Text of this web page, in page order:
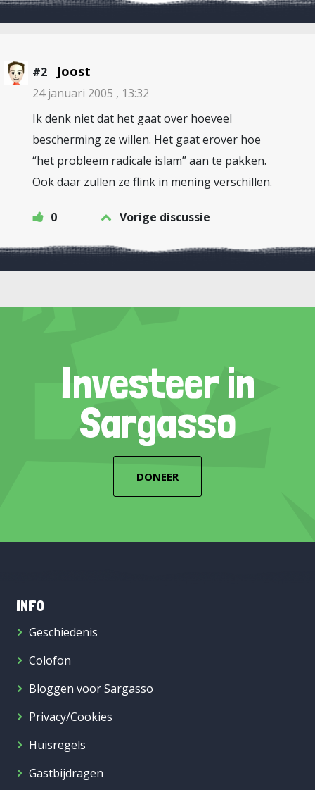
#2 Joost
24 januari 2005 , 13:32
Ik denk niet dat het gaat over hoeveel
bescherming ze willen. Het gaat erover hoe
“het probleem radicale islam” aan te pakken.
Ook daar zullen ze flink in mening verschillen.
0 Vorige discussie
Investeer in
Sargasso
DONEER
INFO
Geschiedenis
Colofon
Bloggen voor Sargasso
Privacy/Cookies
Huisregels
Gastbijdragen